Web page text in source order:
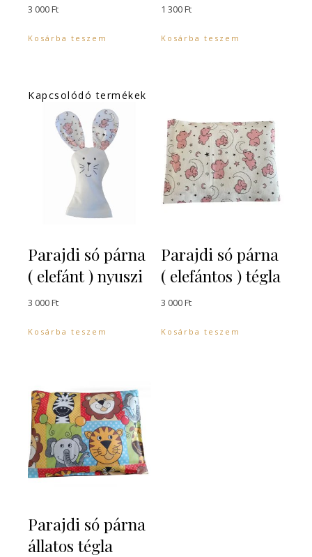
3 000Ft
Kosárba teszem
1 300Ft
Kosárba teszem
Kapcsolódó termékek
Parajdi só párna
( elefánt ) nyuszi
3 000Ft
Kosárba teszem
Parajdi só párna
( elefántos ) tégla
3 000Ft
Kosárba teszem
Parajdi só párna
állatos tégla